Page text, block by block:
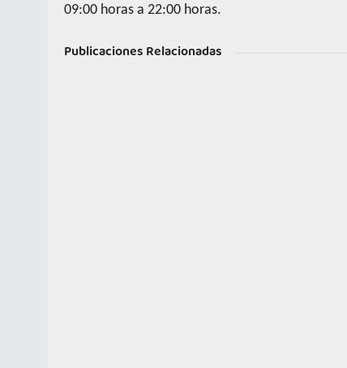
09:00 horas a 22:00 horas.
Publicaciones Relacionadas